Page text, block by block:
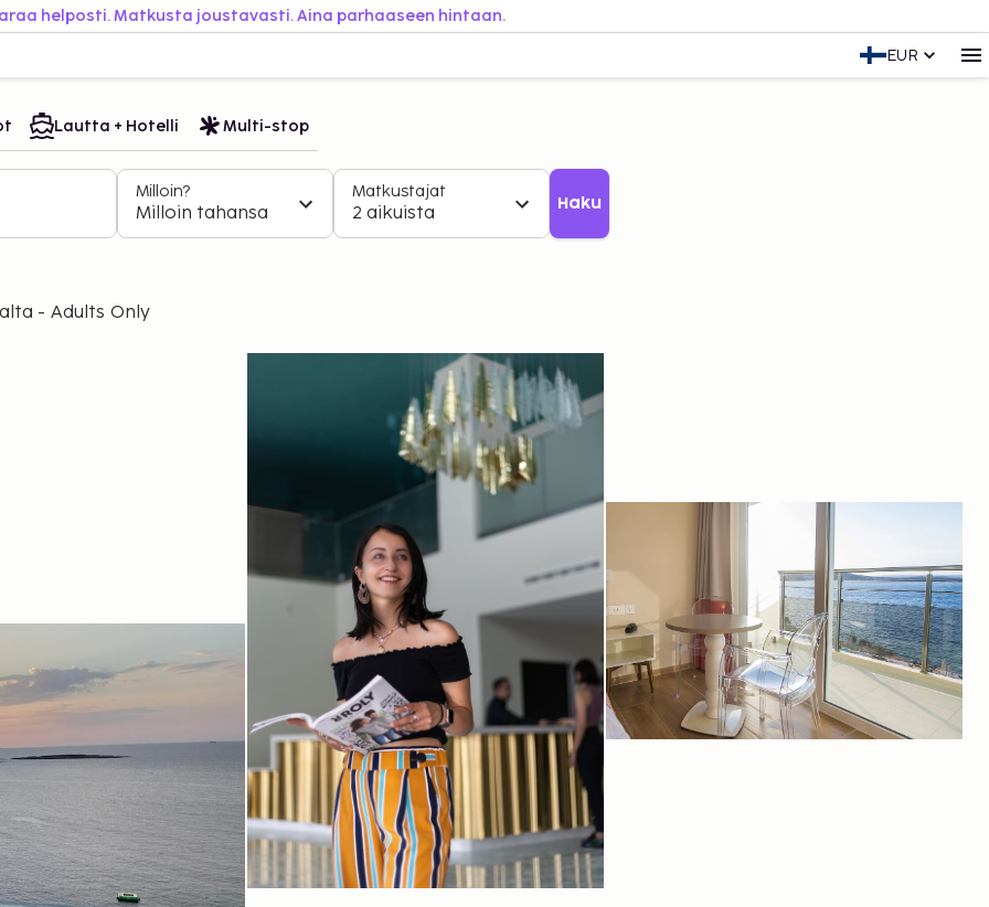
helposti. Matkusta joustavasti. Aina parhaaseen hintaan.
EUR
Lautta + Hotelli Multi-stop
Milloin?
Milloin tahansa
Matkustajat
2 aikuista Haku
- Adults Only